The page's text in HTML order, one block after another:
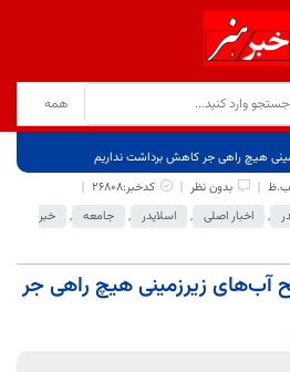
هیچ راهی جر کاهش برداشت نداریم
بدون نظر
کدخبر:26808
, اخبار اصلی , اسلایدر , جامعه ,
خبر
زیرزمینی هیچ راهی جر